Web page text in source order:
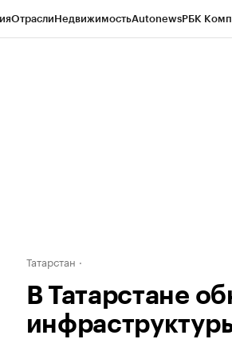
ОтраслиНедвижимостьAutonewsРБК
Татарстан
В Татарстане